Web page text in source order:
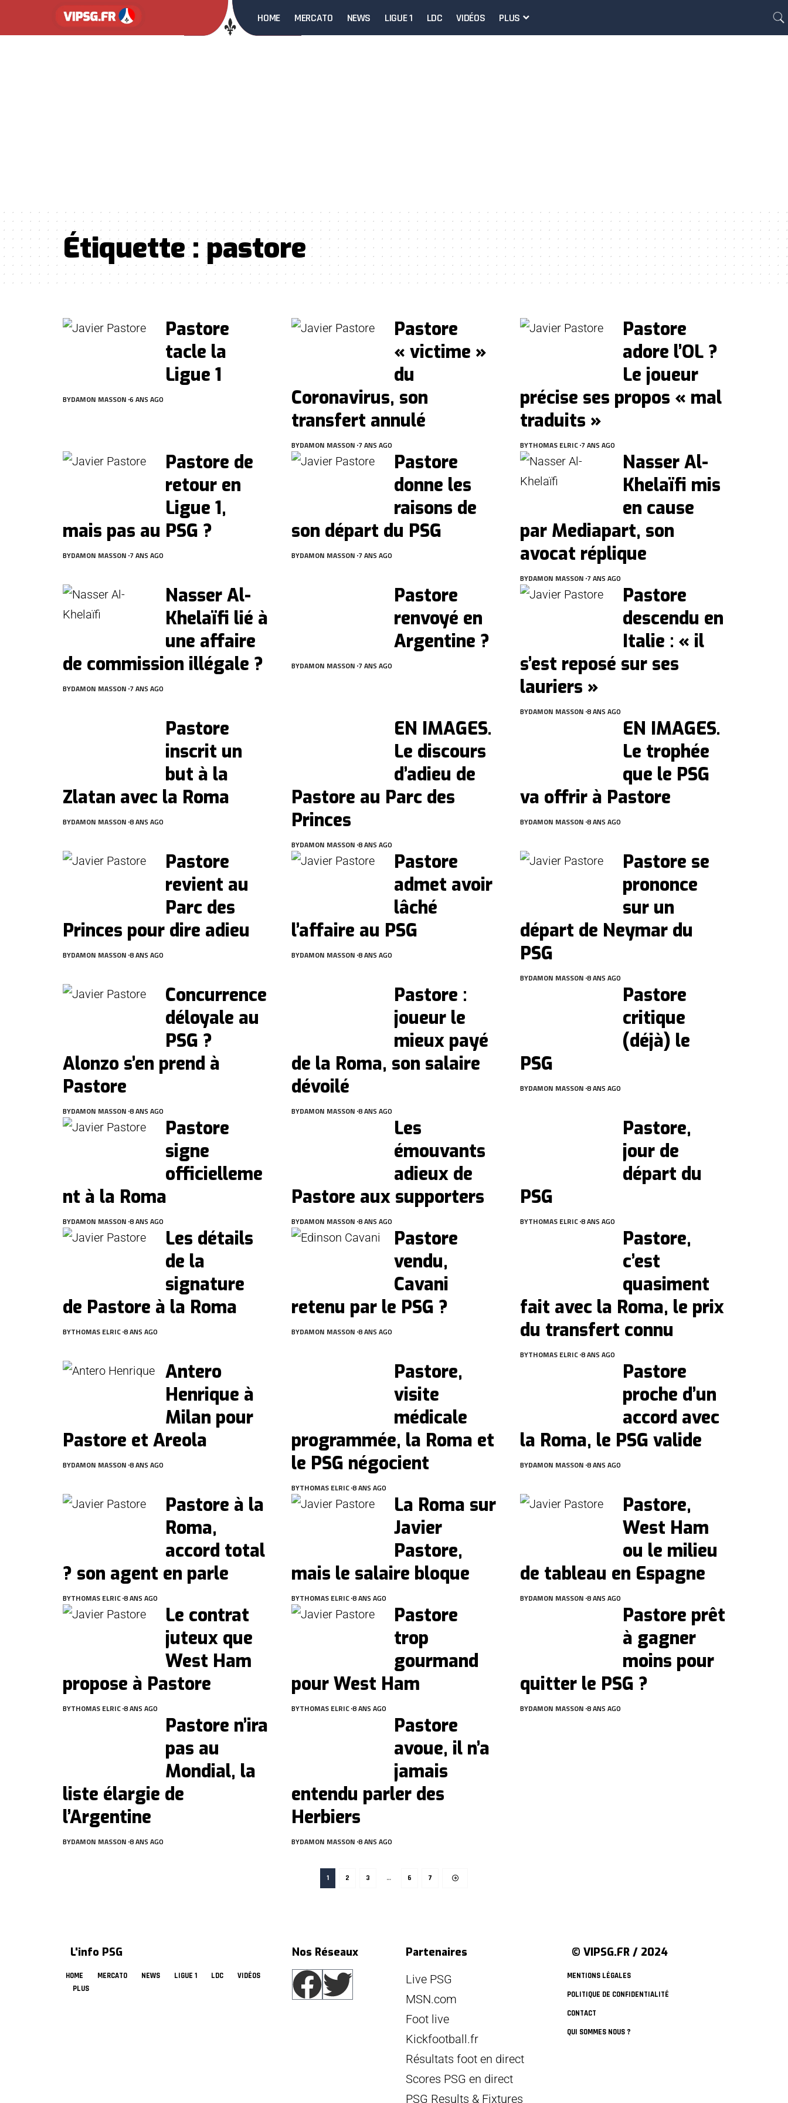
HOME MERCATO NEWS LIGUE 1 LDC VIDÉOS PLUS
Étiquette :pastore
Pastore
tacle la
Ligue 1
BYDAMON MASSON 6 ANS AGO
Pastore
« victime »
du
Coronavirus, son
transfert annulé
BYDAMON MASSON 7 ANS AGO
Pastore
adore l’OL ?
Le joueur
précise ses propos « mal
traduits »
BYTHOMAS ELRIC 7 ANS AGO
Pastore de
retour en
Ligue 1,
mais pas au PSG ?
BYDAMON MASSON 7 ANS AGO
Pastore
donne les
raisons de
son départ du PSG
BYDAMON MASSON 7 ANS AGO
Nasser Al-
Khelaïfi mis
en cause
par Mediapart, son
avocat réplique
BYDAMON MASSON 7 ANS AGO
Nasser Al-
Khelaïfi lié à
une affaire
de commission illégale ?
BYDAMON MASSON 7 ANS AGO
Pastore
renvoyé en
Argentine ?
BYDAMON MASSON 7 ANS AGO
Pastore
descendu en
Italie : « il
s’est reposé sur ses
lauriers »
BYDAMON MASSON 8 ANS AGO
Pastore
inscrit un
but à la
Zlatan avec la Roma
BYDAMON MASSON 8 ANS AGO
EN IMAGES.
Le discours
d’adieu de
Pastore au Parc des
Princes
BYDAMON MASSON 8 ANS AGO
EN IMAGES.
Le trophée
que le PSG
va offrir à Pastore
BYDAMON MASSON 8 ANS AGO
Pastore
revient au
Parc des
Princes pour dire adieu
BYDAMON MASSON 8 ANS AGO
Pastore
admet avoir
lâché
l’affaire au PSG
BYDAMON MASSON 8 ANS AGO
Pastore se
prononce
sur un
départ de Neymar du
PSG
BYDAMON MASSON 8 ANS AGO
Concurrence
déloyale au
PSG ?
Alonzo s’en prend à
Pastore
BYDAMON MASSON 8 ANS AGO
Pastore :
joueur le
mieux payé
de la Roma, son salaire
dévoilé
BYDAMON MASSON 8 ANS AGO
Pastore
critique
(déjà) le
PSG
BYDAMON MASSON 8 ANS AGO
Pastore
signe
officielleme
nt à la Roma
BYDAMON MASSON 8 ANS AGO
Les
émouvants
adieux de
Pastore aux supporters
BYDAMON MASSON 8 ANS AGO
Pastore,
jour de
départ du
PSG
BYTHOMAS ELRIC 8 ANS AGO
Les détails
de la
signature
de Pastore à la Roma
BYTHOMAS ELRIC 8 ANS AGO
Pastore
vendu,
Cavani
retenu par le PSG ?
BYDAMON MASSON 8 ANS AGO
Pastore,
c’est
quasiment
fait avec la Roma, le prix
du transfert connu
BYTHOMAS ELRIC 8 ANS AGO
Antero
Henrique à
Milan pour
Pastore et Areola
BYDAMON MASSON 8 ANS AGO
Pastore,
visite
médicale
programmée, la Roma et
le PSG négocient
BYTHOMAS ELRIC 8 ANS AGO
Pastore
proche d’un
accord avec
la Roma, le PSG valide
BYDAMON MASSON 8 ANS AGO
Pastore à la
Roma,
accord total
? son agent en parle
BYTHOMAS ELRIC 8 ANS AGO
La Roma sur
Javier
Pastore,
mais le salaire bloque
BYTHOMAS ELRIC 8 ANS AGO
Pastore,
West Ham
ou le milieu
de tableau en Espagne
BYDAMON MASSON 8 ANS AGO
Le contrat
juteux que
West Ham
propose à Pastore
BYTHOMAS ELRIC 8 ANS AGO
Pastore
trop
gourmand
pour West Ham
BYTHOMAS ELRIC 8 ANS AGO
Pastore prêt
à gagner
moins pour
quitter le PSG ?
BYDAMON MASSON 8 ANS AGO
Pastore n’ira
pas au
Mondial, la
liste élargie de
l’Argentine
BYDAMON MASSON 8 ANS AGO
Pastore
avoue, il n’a
jamais
entendu parler des
Herbiers
BYDAMON MASSON 8 ANS AGO
1 2 3 … 6 7
L'info PSG
HOME MERCATO NEWS LIGUE 1 LDC
VIDÉOS
PLUS
Nos Réseaux
Partenaires
Live PSG
MSN.com
Foot live
Kickfootball.fr
Résultats foot en direct
Scores PSG en direct
PSG Results & Fixtures
© VIPSG.FR / 2024
MENTIONS LÉGALES
POLITIQUE DE CONFIDENTIALITÉ
CONTACT
QUI SOMMES NOUS ?